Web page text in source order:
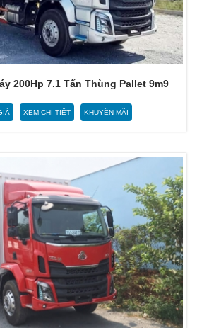
200Hp 7.1 Tấn Thùng Pallet 9m9
XEM CHI TIẾT KHUYẾN MÃI